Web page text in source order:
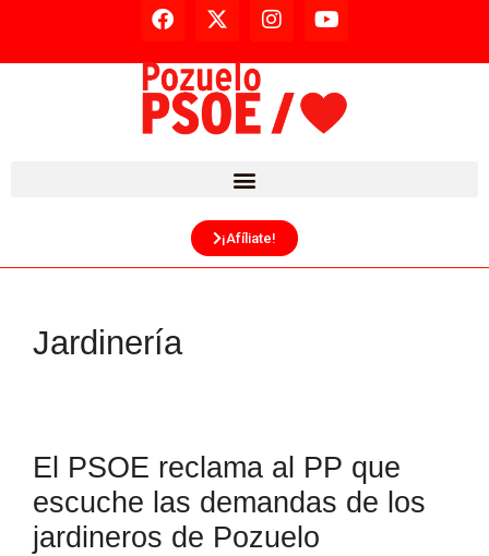
¡Afíliate!
Jardinería
El PSOE reclama al PP que
escuche las demandas de los
jardineros de Pozuelo